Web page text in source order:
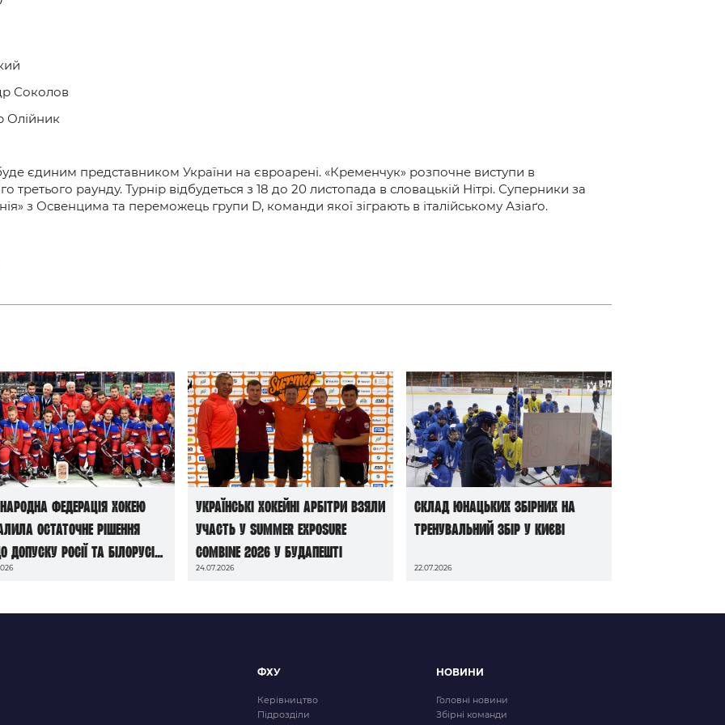
Соколов
Олійник
єдиним представником України на євроарені. «Кременчук» розпочне виступи в
третього раунду. Турнір відбудеться з 18 до 20 листопада в словацькій Нітрі. Суперники за
з Освенцима та переможець групи D, команди якої зіграють в італійському Азіаґо.
федерація хокею
остаточне рішення
допуску росії та білорусі
світу сезону
Українські хокейні арбітри взяли
участь у Summer Exposure
Combine 2026 у Будапешті
24.07.2026
Склад юнацьких збірних на
тренувальний збір у Києві
22.07.2026
ФХУ
Керівництво
Підрозділи
НОВИНИ
Головні новини
Збірні команди